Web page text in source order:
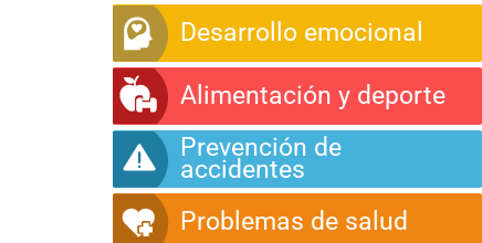
Desarrollo emocional
Alimentación y deporte
Prevención de
accidentes
Problemas de salud